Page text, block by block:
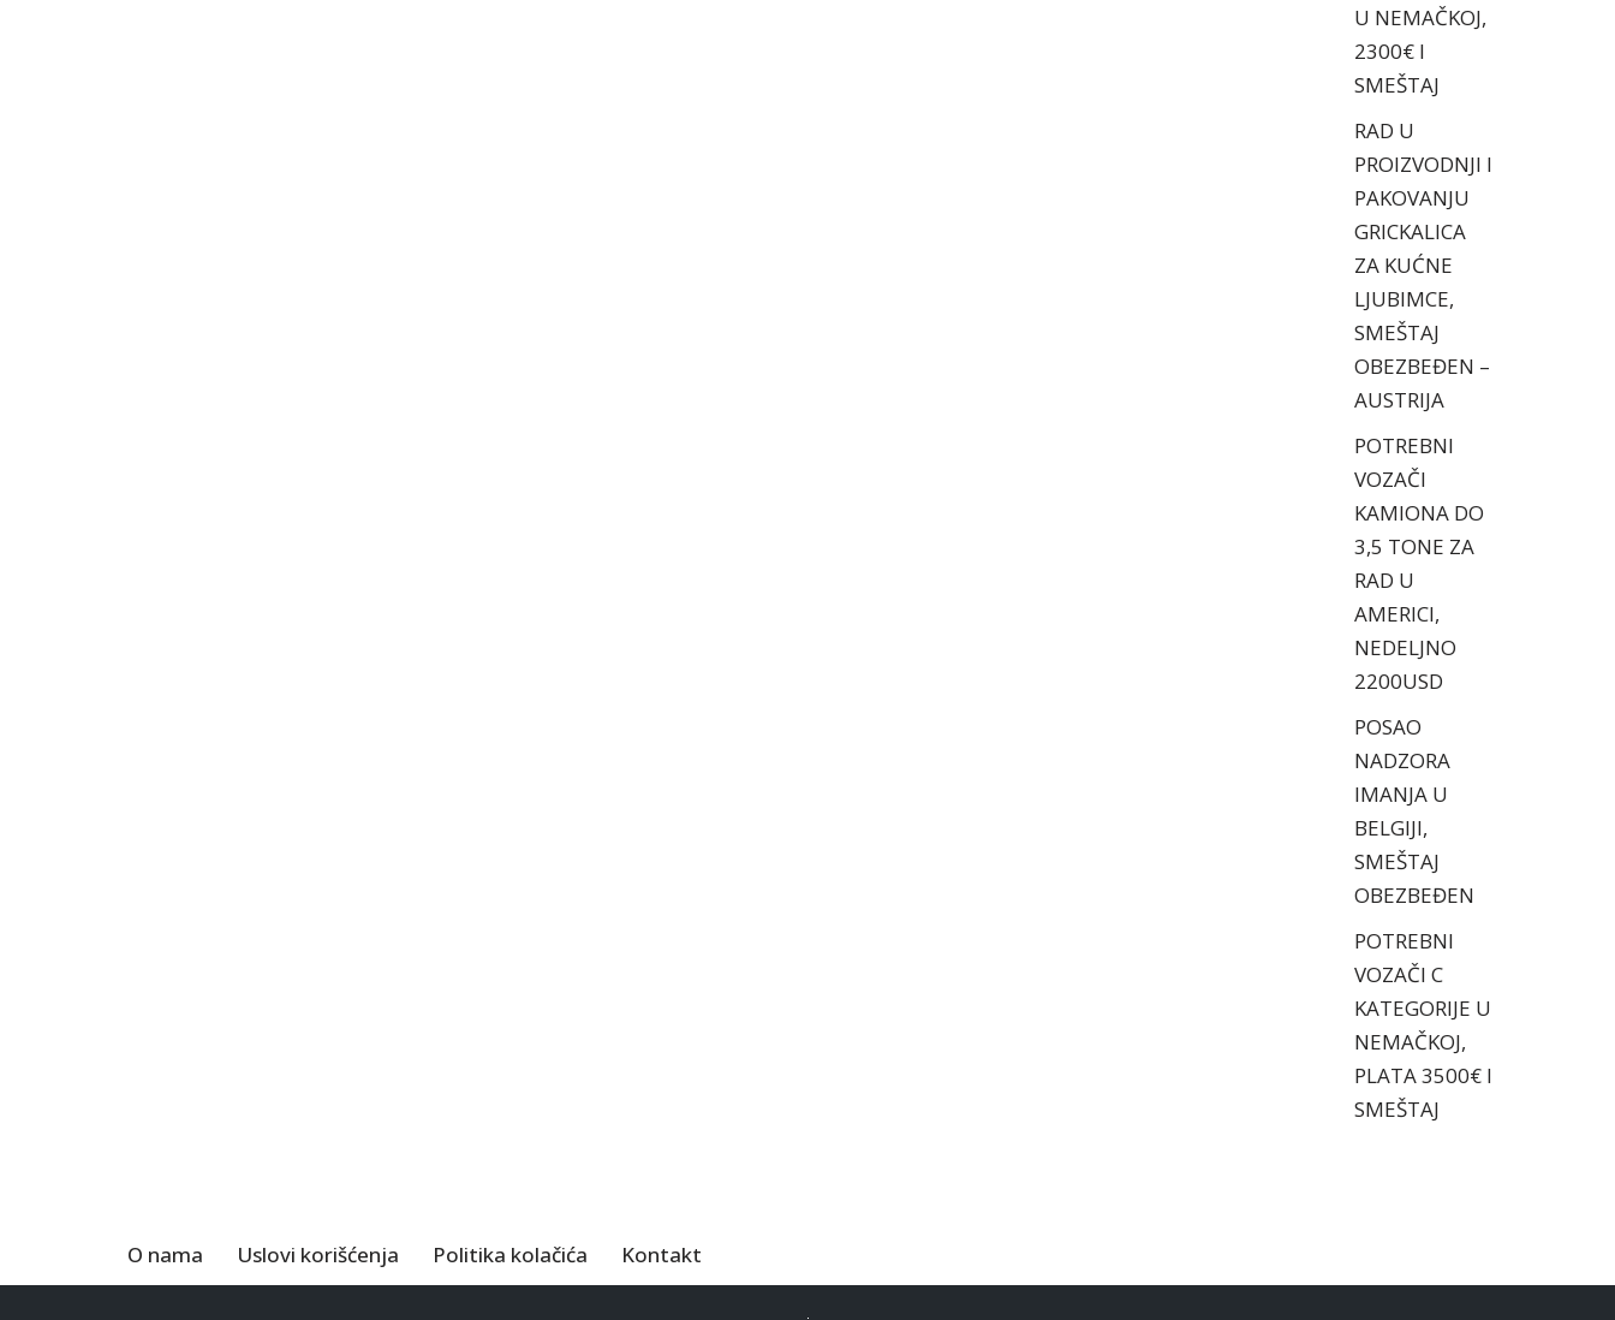
U NEMAČKOJ,
2300€ I
SMEŠTAJ
RAD U
PROIZVODNJI I
PAKOVANJU
GRICKALICA
ZA KUĆNE
LJUBIMCE,
SMEŠTAJ
OBEZBEĐEN –
AUSTRIJA
POTREBNI
VOZAČI
KAMIONA DO
3,5 TONE ZA
RAD U
AMERICI,
NEDELJNO
2200USD
POSAO
NADZORA
IMANJA U
BELGIJI,
SMEŠTAJ
OBEZBEĐEN
POTREBNI
VOZAČI C
KATEGORIJE U
NEMAČKOJ,
PLATA 3500€ I
SMEŠTAJ
O nama Uslovi korišćenja Politika kolačića Kontakt